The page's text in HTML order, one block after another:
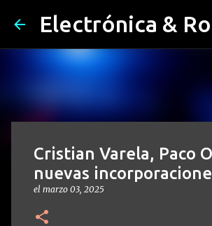
Electrónica &
Cristian Varela, Paco
nuevas
el marzo 03, 2025